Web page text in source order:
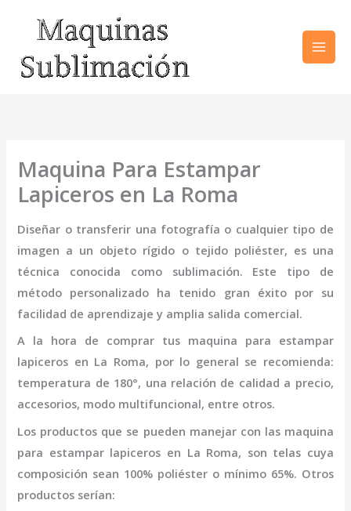
contenido
Maquina Para Estampar
Lapiceros en La Roma
Diseñar o transferir una fotografía o cualquier tipo de
imagen a un objeto rígido o tejido poliéster, es una
técnica conocida como sublimación. Este tipo de
método personalizado ha tenido gran éxito por su
facilidad de aprendizaje y amplia salida comercial.
A la hora de comprar tus maquina para estampar
lapiceros en La Roma, por lo general se recomienda:
temperatura de 180°, una relación de calidad a precio,
accesorios, modo multifuncional, entre otros.
Los productos que se pueden manejar con las maquina
para estampar lapiceros en La Roma, son telas cuya
composición sean 100% poliéster o mínimo 65%. Otros
productos serían: